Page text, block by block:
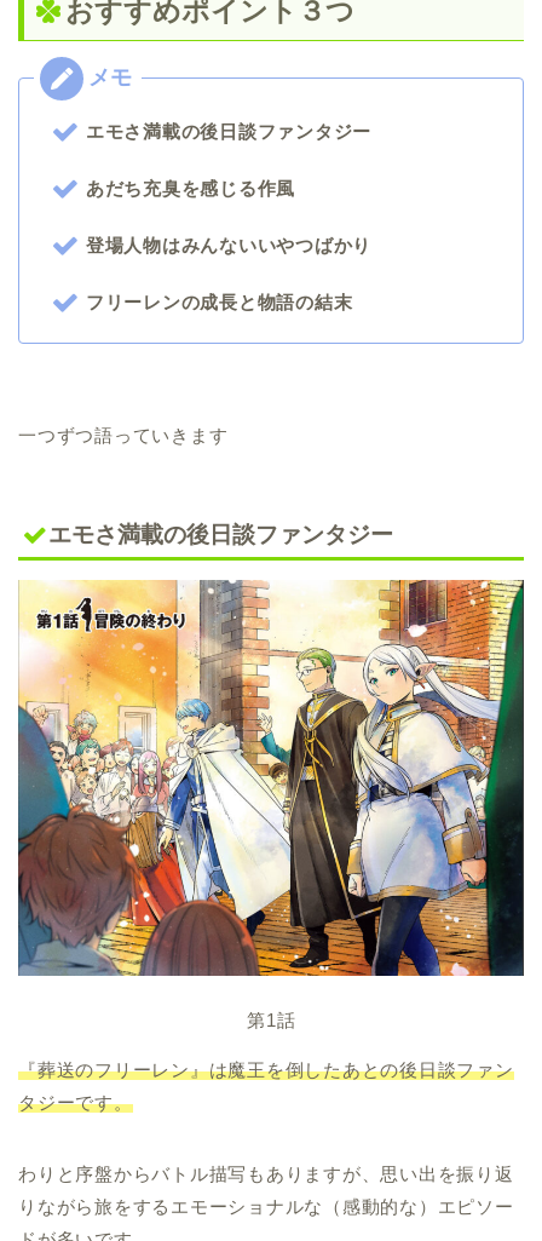
おすすめポイント３つ
エモさ満載の後日談ファンタジー
あだち充臭を感じる作風
登場人物はみんないいやつばかり
フリーレンの成長と物語の結末
一つずつ語っていきます
エモさ満載の後日談ファンタジー
第1話
『葬送のフリーレン』は魔王を倒したあとの後日談ファン
タジーです。
わりと序盤からバトル描写もありますが、思い出を振り返
りながら旅をするエモーショナルな（感動的な）エピソー